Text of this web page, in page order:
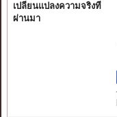
เปลียนแปลงความจริงที
ผ่านมา